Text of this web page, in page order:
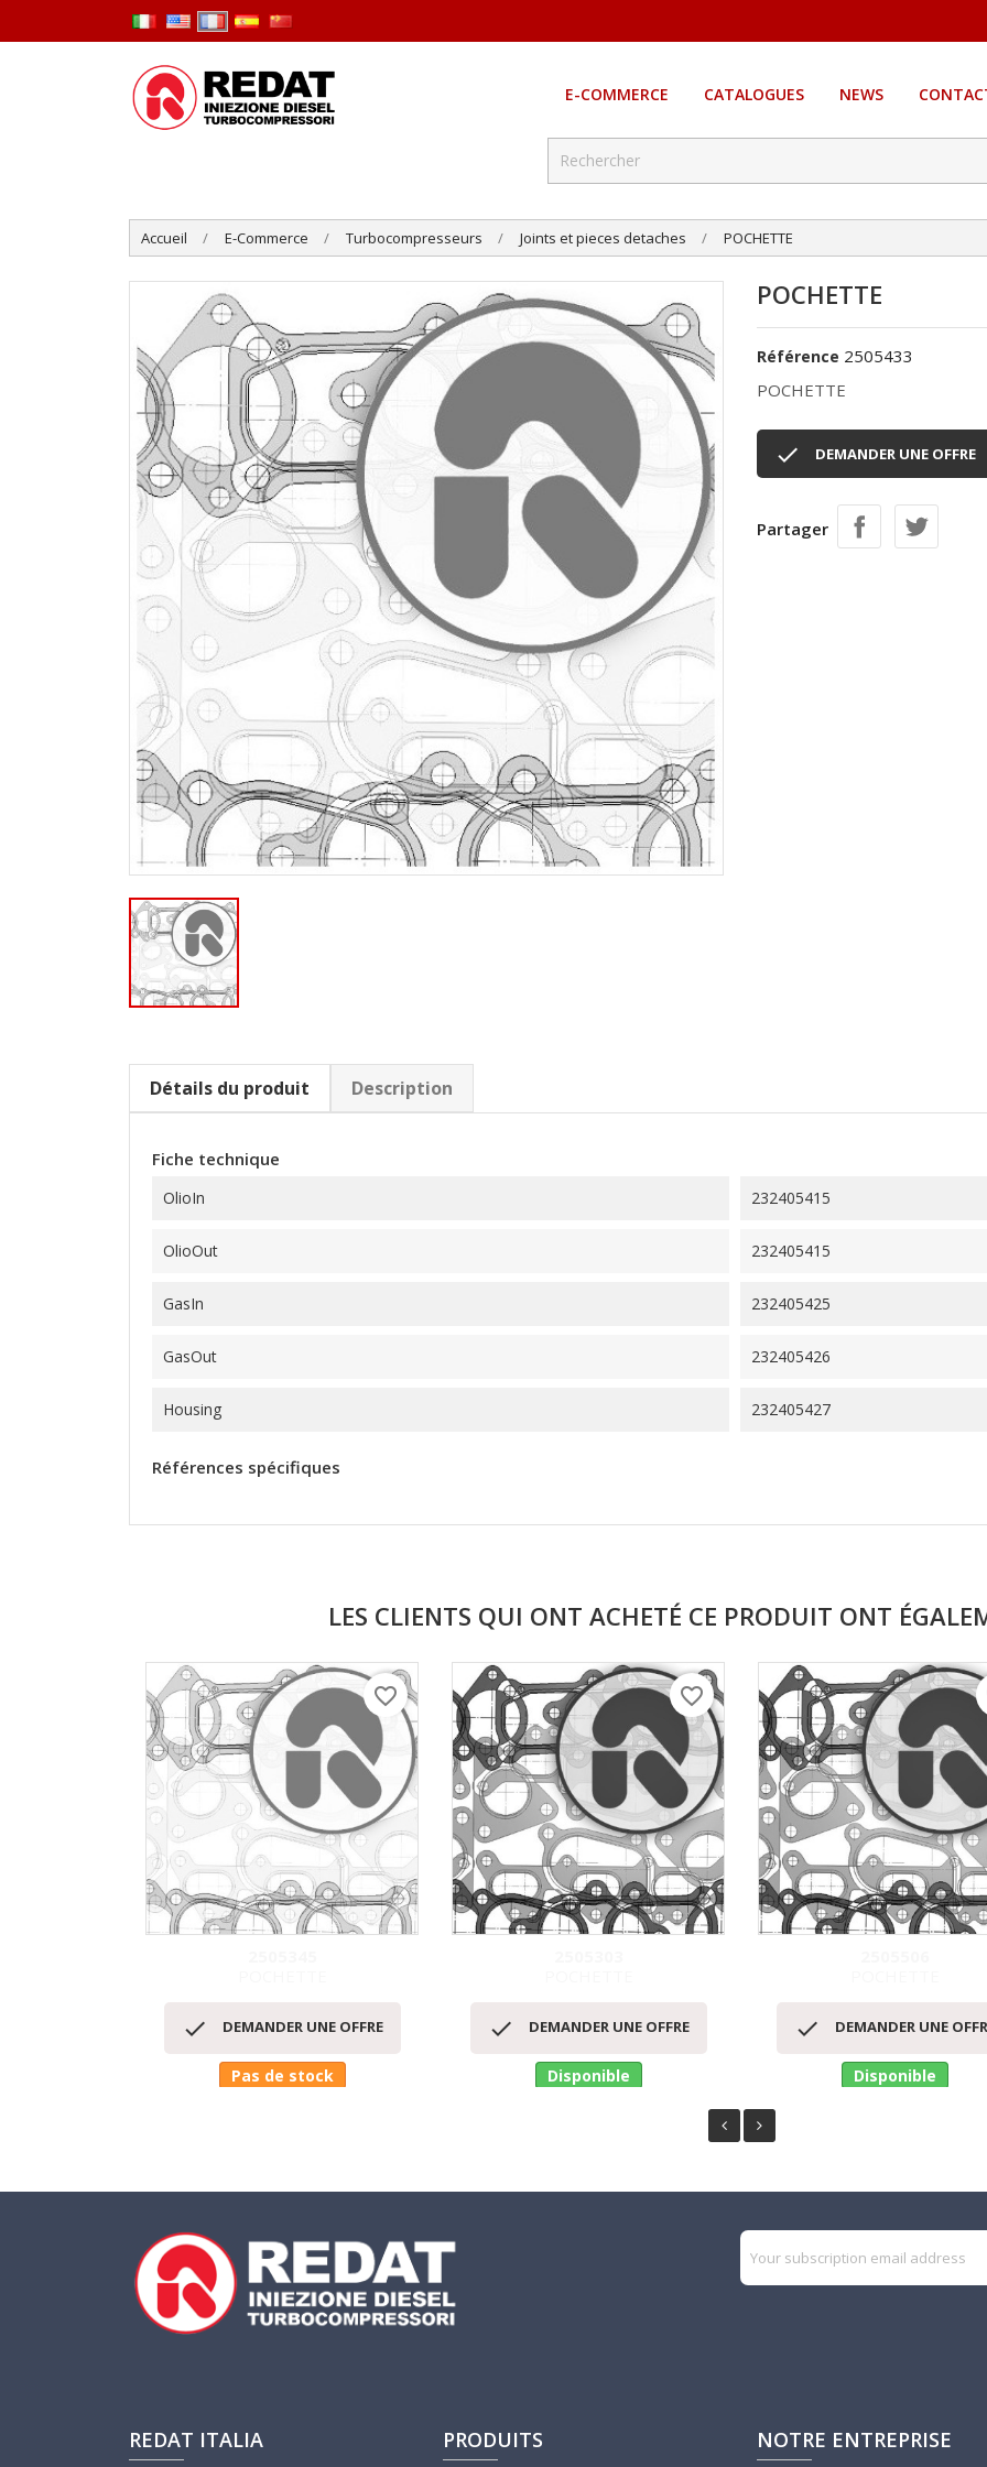
E-COMMERCE CATALOGUES NEWS
Accueil E-Commerce Turbocompresseurs Joints et pieces detaches POCHETTE
POCHETTE
Référence 2505433
POCHETTE
 DEMANDER UNE OFFRE
Partager
Détails du produit Description
Fiche technique
OlioIn 232405415
OlioOut 232405415
GasIn 232405425
GasOut 232405426
Housing 232405427
Références spécifiques
LES CLIENTS QUI ONT ACHETÉ CE PRODUIT ONT
Aperçu rapide
 DEMANDER UNE OFFRE
Pas de stock
favorite_border
Aperçu rapide
 DEMANDER UNE OFFRE
Disponible
favorite_border
Aperçu rapide
 DEMANDER UNE
Disponible
REDAT ITALIA PRODUITS NOTRE ENTREPRISE